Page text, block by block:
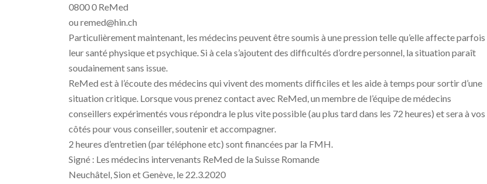
0800 0 ReMed
ou remed@hin.ch
Particulièrement maintenant, les médecins peuvent être soumis à une pression telle qu’elle affecte parfois
leur santé physique et psychique. Si à cela s’ajoutent des difficultés d’ordre personnel, la situation paraît
soudainement sans issue.
ReMed est à l’écoute des médecins qui vivent des moments difficiles et les aide à temps pour sortir d’une
situation critique. Lorsque vous prenez contact avec ReMed, un membre de l’équipe de médecins
conseillers expérimentés vous répondra le plus vite possible (au plus tard dans les 72 heures) et sera à vos
côtés pour vous conseiller, soutenir et accompagner.
2 heures d’entretien (par téléphone etc) sont financées par la FMH.
Signé : Les médecins intervenants ReMed de la Suisse Romande
Neuchâtel, Sion et Genève, le 22.3.2020